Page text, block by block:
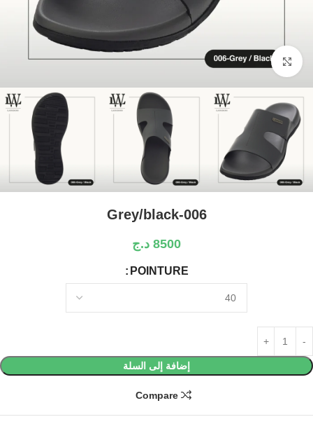
Click to enlarge
Grey/black-006
8500 د.ج
POINTURE
إضافة إلى السلة
Compare